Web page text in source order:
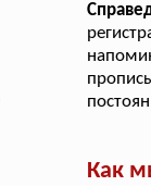
Как